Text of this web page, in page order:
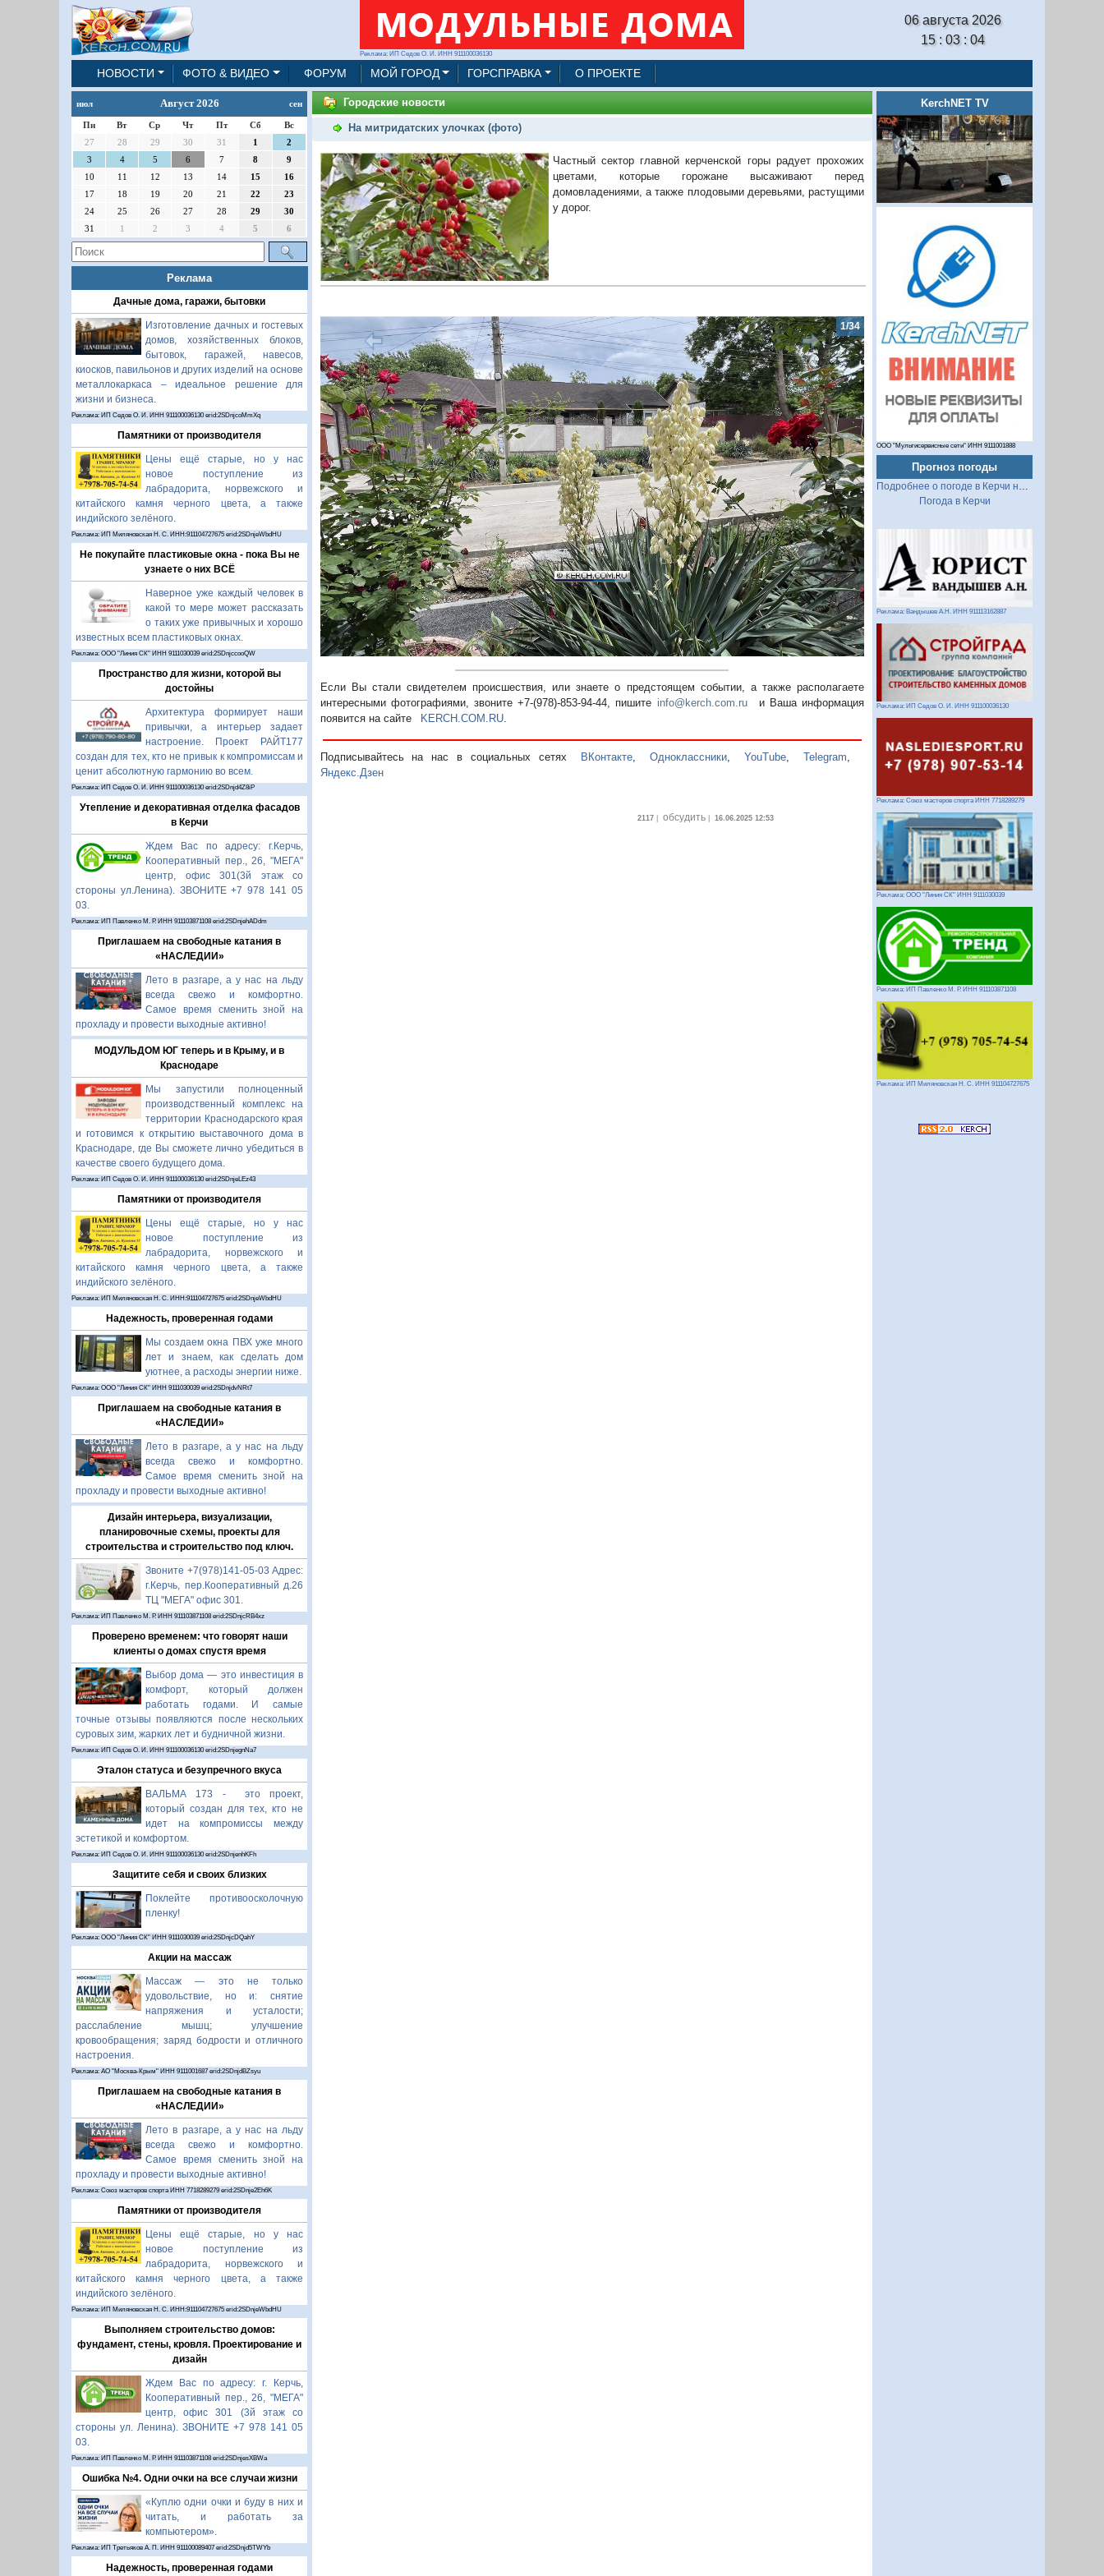
Реклама: ИП Седов О. И. ИНН 911100036130
06 августа 2026
15 : 03 : 04
НОВОСТИ ФОТО & ВИДЕО ФОРУМ МОЙ ГОРОД ГОРСПРАВКА О ПРОЕКТЕ
июл Август 2026 сен
Пн Вт Ср Чт Пт Сб
Вс
27
28 29 30 31 1
2
3
4 5 6 7 8
9
10
11 12 13 14 15
16
17
18 19 20 21 22
23
24
25 26 27 28 29
30
31
1 2 3 4 5 6
Реклама
Дачные дома, гаражи, бытовки
Изготовление дачных и гостевых
домов, хозяйственных блоков,
бытовок, гаражей, навесов,
киосков, павильонов и других изделий на основе
металлокаркаса – идеальное решение для
жизни и бизнеса.
Реклама: ИП Седов О. И. ИНН 911100036130 erid:2SDnjcoMmXq
Памятники от производителя
Цены ещё старые, но у нас
новое поступление из
лабрадорита, норвежского и
китайского камня черного цвета, а также
индийского зелёного.
Реклама: ИП Миляновская Н. С. ИНН:911104727675 erid:2SDnjeWbdHU
Не покупайте пластиковые окна - пока Вы не
узнаете о них ВСЁ
Наверное уже каждый человек в
какой то мере может рассказать
о таких уже привычных и хорошо
известных всем пластиковых окнах.
Реклама: ООО "Линия СК" ИНН 9111030039 erid:2SDnjccooQW
Пространство для жизни, которой вы
достойны
Архитектура формирует наши
привычки, а интерьер задает
настроение. Проект РАЙТ177
создан для тех, кто не привык к компромиссам и
ценит абсолютную гармонию во всем.
Реклама: ИП Седов О. И. ИНН 911100036130 erid:2SDnjd4Z8iP
Утепление и декоративная отделка фасадов
в Керчи
Ждем Вас по адресу: г.Керчь,
Кооперативный пер., 26, "МЕГА"
центр, офис 301(3й этаж со
стороны ул.Ленина). ЗВОНИТЕ +7 978 141 05
03.
Реклама: ИП Павленко М. Р. ИНН 911103871108 erid:2SDnjehADdm
Приглашаем на свободные катания в
«НАСЛЕДИИ»
Лето в разгаре, а у нас на льду
всегда свежо и комфортно.
Самое время сменить зной на
прохладу и провести выходные активно!
МОДУЛЬДОМ ЮГ теперь и в Крыму, и в
Краснодаре
Мы запустили полноценный
производственный комплекс на
территории Краснодарского края
и готовимся к открытию выставочного дома в
Краснодаре, где Вы сможете лично убедиться в
качестве своего будущего дома.
Реклама: ИП Седов О. И. ИНН 911100036130 erid:2SDnjeLEz43
Памятники от производителя
Цены ещё старые, но у нас
новое поступление из
лабрадорита, норвежского и
китайского камня черного цвета, а также
индийского зелёного.
Реклама: ИП Миляновская Н. С. ИНН:911104727675 erid:2SDnjeWbdHU
Надежность, проверенная годами
Мы создаем окна ПВХ уже много
лет и знаем, как сделать дом
уютнее, а расходы энергии ниже.
Реклама: ООО "Линия СК" ИНН 9111030039 erid:2SDnjdvNRt7
Приглашаем на свободные катания в
«НАСЛЕДИИ»
Лето в разгаре, а у нас на льду
всегда свежо и комфортно.
Самое время сменить зной на
прохладу и провести выходные активно!
Дизайн интерьера, визуализации,
планировочные схемы, проекты для
строительства и строительство под ключ.
Звоните +7(978)141-05-03 Адрес:
г.Керчь, пер.Кооперативный д.26
ТЦ "МЕГА" офис 301.
Реклама: ИП Павленко М. Р. ИНН 911103871108 erid:2SDnjcRB4xz
Проверено временем: что говорят наши
клиенты о домах спустя время
Выбор дома — это инвестиция в
комфорт, который должен
работать годами. И самые
точные отзывы появляются после нескольких
суровых зим, жарких лет и будничной жизни.
Реклама: ИП Седов О. И. ИНН 911100036130 erid:2SDnjegnNa7
Эталон статуса и безупречного вкуса
ВАЛЬМА 173 - это проект,
который создан для тех, кто не
идет на компромиссы между
эстетикой и комфортом.
Реклама: ИП Седов О. И. ИНН 911100036130 erid:2SDnjenhKFh
Защитите себя и своих близких
Поклейте противоосколочную
пленку!
Реклама: ООО "Линия СК" ИНН 9111030039 erid:2SDnjcDQahY
Акции на массаж
Массаж — это не только
удовольствие, но и: снятие
напряжения и усталости;
расслабление мышц; улучшение
кровообращения; заряд бодрости и отличного
настроения.
Реклама: АО "Москва-Крым" ИНН 9111001687 erid:2SDnjdBZsyu
Приглашаем на свободные катания в
«НАСЛЕДИИ»
Лето в разгаре, а у нас на льду
всегда свежо и комфортно.
Самое время сменить зной на
прохладу и провести выходные активно!
Реклама: Союз мастеров спорта ИНН 7718289279 erid:2SDnje2Eh6K
Памятники от производителя
Цены ещё старые, но у нас
новое поступление из
лабрадорита, норвежского и
китайского камня черного цвета, а также
индийского зелёного.
Реклама: ИП Миляновская Н. С. ИНН:911104727675 erid:2SDnjeWbdHU
Выполняем строительство домов:
фундамент, стены, кровля. Проектирование и
дизайн
Ждем Вас по адресу: г. Керчь,
Кооперативный пер., 26, "МЕГА"
центр, офис 301 (3й этаж со
стороны ул. Ленина). ЗВОНИТЕ +7 978 141 05
03.
Реклама: ИП Павленко М. Р. ИНН 911103871108 erid:2SDnjesXBWa
Ошибка №4. Одни очки на все случаи жизни
«Куплю одни очки и буду в них и
читать, и работать за
компьютером».
Реклама: ИП Третьяков А. П. ИНН 911100089407 erid:2SDnjd5TWYb
Надежность, проверенная годами
Городские новости
На митридатских улочках (фото)
Частный сектор главной керченской горы радует прохожих
цветами, которые горожане высаживают перед
домовладениями, а также плодовыми деревьями, растущими
у дорог.
1/34
Предыдущий Следующий
Если Вы стали свидетелем происшествия, или знаете о предстоящем событии, а также располагаете
интересными фотографиями, звоните +7-(978)-853-94-44, пишите info@kerch.com.ru и Ваша информация
появится на сайте
KERCH.COM.RU.
Подписывайтесь на нас в социальных сетях ВКонтакте, Одноклассники,YouTube,Telegram,
Яндекс.Дзен
2117| обсудить| 16.06.2025 12:53
KerchNET TV
ООО "Мультисервисные сети" ИНН 9111001888
Прогноз погоды
Подробнее о погоде в Керчи на 2 недели
Погода в Керчи
Реклама: Вандышев А.Н. ИНН 911113162887
Реклама: ИП Седов О. И. ИНН 911100036130
Реклама: Союз мастеров спорта ИНН 7718289279
Реклама: ООО "Линия СК" ИНН 9111030039
Реклама: ИП Павленко М. Р. ИНН 911103871108
Реклама: ИП Миляновская Н. С. ИНН 911104727675